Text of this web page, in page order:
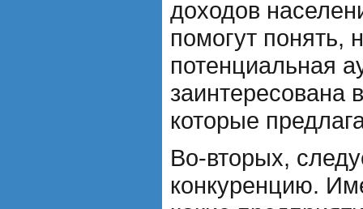
доходов
помогут понять,
потенциальная
заинтересована
которые
Во-вторых,
конкуренцию.